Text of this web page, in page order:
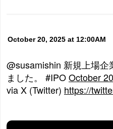
October 20, 2025 at 12:00AM
@susamishin 新規上場
ました。 #IPOOctober
via X (Twitter) https://